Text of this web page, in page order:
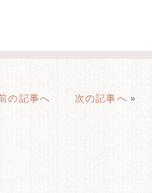
の記事へ 次の記事へ »